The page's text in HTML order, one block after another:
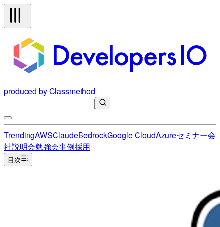
produced by Classmethod
TrendingAWSClaudeBedrockGoogle CloudAzureセミナー会
社説明会勉強会事例採用
目次